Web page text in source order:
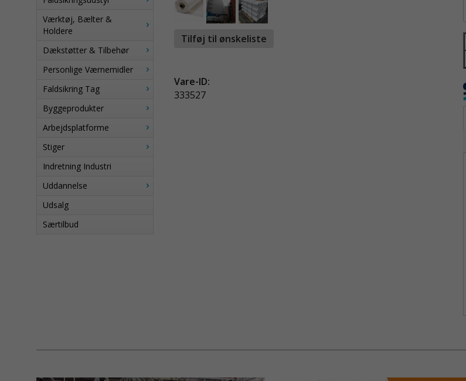
Værktøj, Bælter &
Holdere
Dækstøtter & Tilbehør
Personlige Værnemidler
Faldsikring Tag
Byggeprodukter
Arbejdsplatforme
Stiger
Indretning Industri
Uddannelse
Udsalg
Særtilbud
Tilføj til ønskeliste
Vare-ID:
333527